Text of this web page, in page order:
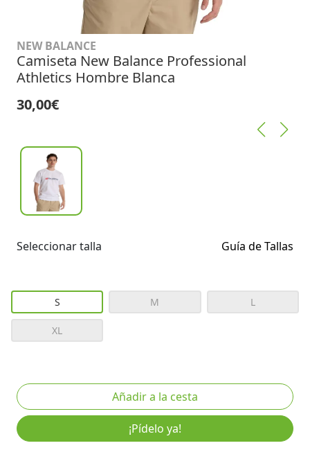
NEW BALANCE
Camiseta New Balance Professional
Athletics Hombre Blanca
30,00€
Seleccionar talla Guía de Tallas
S M L
XL
¡Pídelo ya!